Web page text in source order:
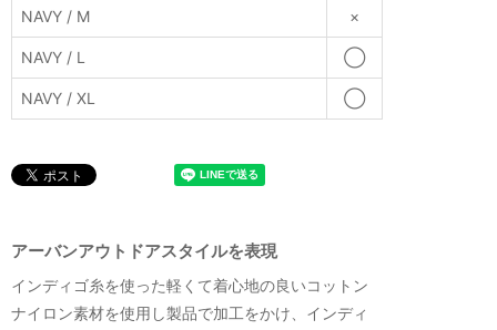
NAVY / M ×
NAVY / L ◯
NAVY / XL ◯
アーバンアウトドアスタイルを表現
インディゴ糸を使った軽くて着心地の良いコットン
ナイロン素材を使用し製品で加工をかけ、インディ